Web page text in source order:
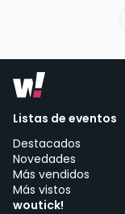
Urban Rock
Listas de eventos
Destacados
Novedades
Más vendidos
Más vistos
woutick!